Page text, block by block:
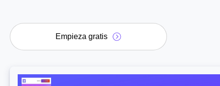
Empieza gratis